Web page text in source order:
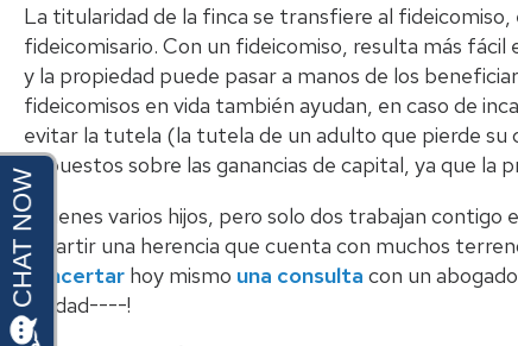
La titularidad de la finca se transfiere al
fideicomisario. Con un fideicomiso, resulta más fácil
y la propiedad puede pasar a manos de los
fideicomisos en vida también ayudan, en caso de
evitar la tutela (la tutela de un adulto que pierde su
impuestos sobre las ganancias de capital, ya que
Si tienes varios hijos, pero solo dos trabajan
repartir una herencia que cuenta con muchos
concertar hoy mismo una consulta con un
Ciudad----!